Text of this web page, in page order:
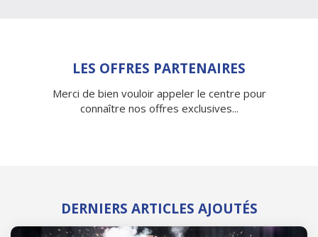
LES OFFRES PARTENAIRES
Merci de bien vouloir appeler le centre pour
connaître nos offres exclusives...
DERNIERS ARTICLES AJOUTÉS